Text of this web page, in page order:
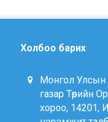
Холбоо барих
Монгол Улсын
газар Төрийн
хороо, 14201,